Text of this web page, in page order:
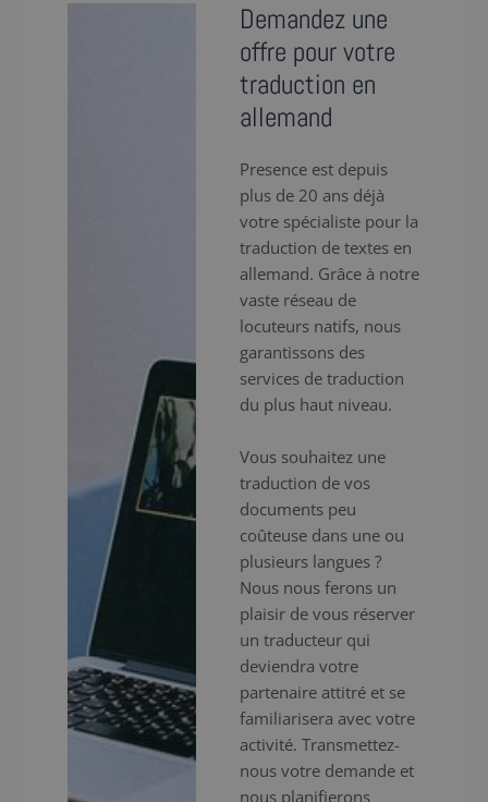
Demandez une
offre pour votre
traduction en
allemand
Presence est depuis
plus de 20 ans déjà
votre spécialiste pour la
traduction de textes en
allemand. Grâce à notre
vaste réseau de
locuteurs natifs, nous
garantissons des
services de traduction
du plus haut niveau.
Vous souhaitez une
traduction de vos
documents peu
coûteuse dans une ou
plusieurs langues ?
Nous nous ferons un
plaisir de vous réserver
un traducteur qui
deviendra votre
partenaire attitré et se
familiarisera avec votre
activité. Transmettez-
nous votre demande et
nous planifierons